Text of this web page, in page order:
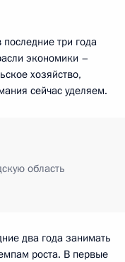
три года
экономики –
хозяйство,
сейчас уделяем.
область
два года занимать
роста. В первые